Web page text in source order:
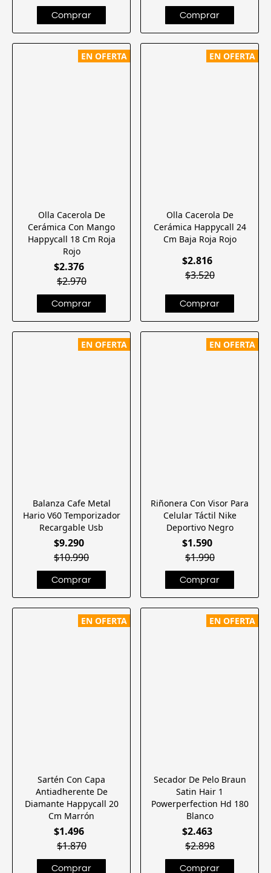
EN OFERTA
Olla Cacerola De
Cerámica Con Mango
Happycall 18 Cm Roja
Rojo
$2.376
$2.970
EN OFERTA
Olla Cacerola De
Cerámica Happycall 24
Cm Baja Roja Rojo
$2.816
$3.520
EN OFERTA
Balanza Cafe Metal
Hario V60 Temporizador
Recargable Usb
$9.290
$10.990
EN OFERTA
Riñonera Con Visor Para
Celular Táctil Nike
Deportivo Negro
$1.590
$1.990
EN OFERTA
Sartén Con Capa
Antiadherente De
Diamante Happycall 20
Cm Marrón
$1.496
$1.870
EN OFERTA
Secador De Pelo Braun
Satin Hair 1
Powerperfection Hd 180
Blanco
$2.463
$2.898